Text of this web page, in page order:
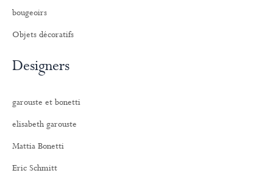
bougeoirs
Objets décoratifs
Designers
garouste et bonetti
elisabeth garouste
Mattia Bonetti
Eric Schmitt